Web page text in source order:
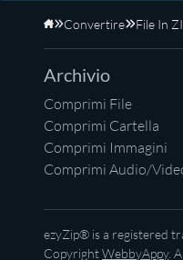
Home
Convertire File In
Archivio
Comprimi File
Comprimi Cartella
Comprimi Immagini
Comprimi Audio/
ezyZip® is a registered
CopyrightWebbyAppy.